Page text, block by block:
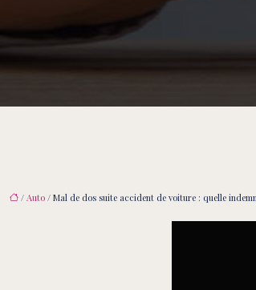
/ Auto / Mal de dos suite accident de voiture : quelle